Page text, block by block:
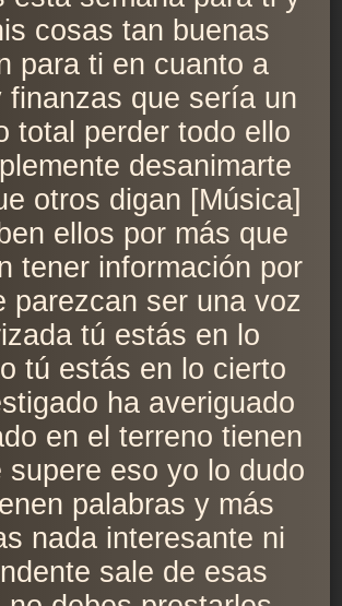
cosas tan buenas
para ti en cuanto a
finanzas que sería un
total perder todo ello
desanimarte
otros digan [Música]
ellos por más que
tener información por
parezcan ser una voz
tú estás en lo
tú estás en lo cierto
ha averiguado
en el terreno tienen
supere eso yo lo dudo
palabras y más
nada interesante ni
sale de esas